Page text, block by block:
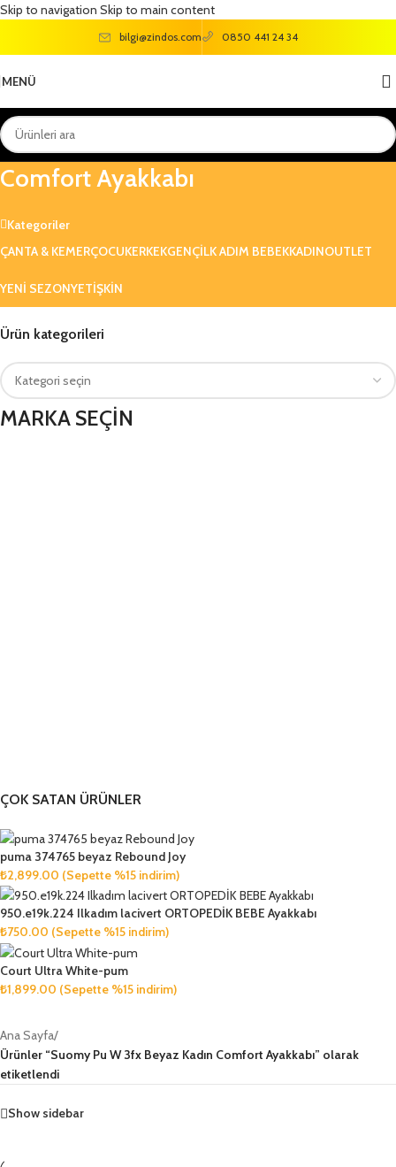
Skip to navigation Skip to main content
bilgi@zindos.com 0850 441 24 34
MENÜ
Suomy Pu W 3fx Beyaz Kadın
Comfort Ayakkabı
Kategoriler
ÇANTA & KEMERÇOCUKERKEKGENÇILK ADIM BEBEKKADINOUTLET
YENI SEZONYETIŞKIN
Ürün kategorileri
MARKA SEÇİN
ÇOK SATAN ÜRÜNLER
puma 374765 beyaz Rebound Joy
₺2,899.00 (Sepette %15 indirim)
950.e19k.224 Ilkadım lacivert ORTOPEDİK BEBE Ayakkabı
₺750.00 (Sepette %15 indirim)
Court Ultra White-pum
₺1,899.00 (Sepette %15 indirim)
Ana Sayfa/
Ürünler “Suomy Pu W 3fx Beyaz Kadın Comfort Ayakkabı” olarak
etiketlendi
Show sidebar